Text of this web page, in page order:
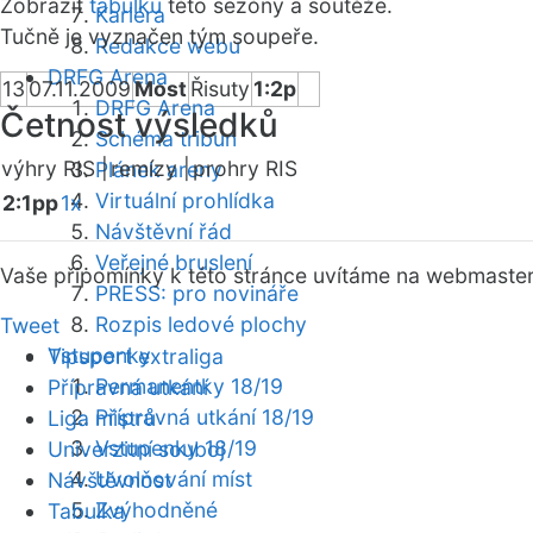
Kariéra
Redakce webu
DRFG Arena
DRFG Arena
Schéma tribun
Plánek areny
Virtuální prohlídka
Návštěvní řád
Veřejné bruslení
PRESS: pro novináře
Rozpis ledové plochy
Vstupenky
Permanentky 18/19
Přípravná utkání 18/19
Vstupenky 18/19
Uvolňování míst
Zvýhodněné
Zobrazit tabulku této sezóny a soutěže.
Tučně je vyznačen tým soupeře.
1307.11.2009MostŘisuty 1:2p
Četnost výsledků
výhry RIS |remízy |prohry RIS
2:1pp1x
Vaše připomínky k této stránce uvítáme na webmaster
Tweet
Tipsport extraliga
Přípravná utkání
Liga mistrů
Univerzitní souboj
Návštěvnost
Tabulka